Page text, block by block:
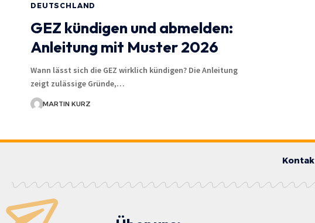
DEUTSCHLAND
GEZ kündigen und abmelden:
Anleitung mit Muster 2026
Wann lässt sich die GEZ wirklich kündigen? Die Anleitung
zeigt zulässige Gründe,…
MARTIN KURZ